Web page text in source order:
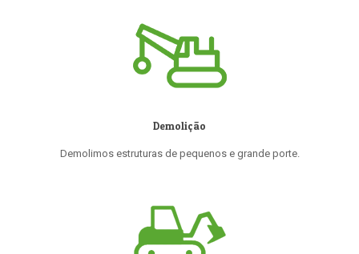
Demolição
Demolimos estruturas de pequenos e grande porte.